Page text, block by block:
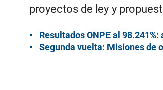
proyectos de ley y
Resultados ONPE al
Segunda vuelta: Misiones de